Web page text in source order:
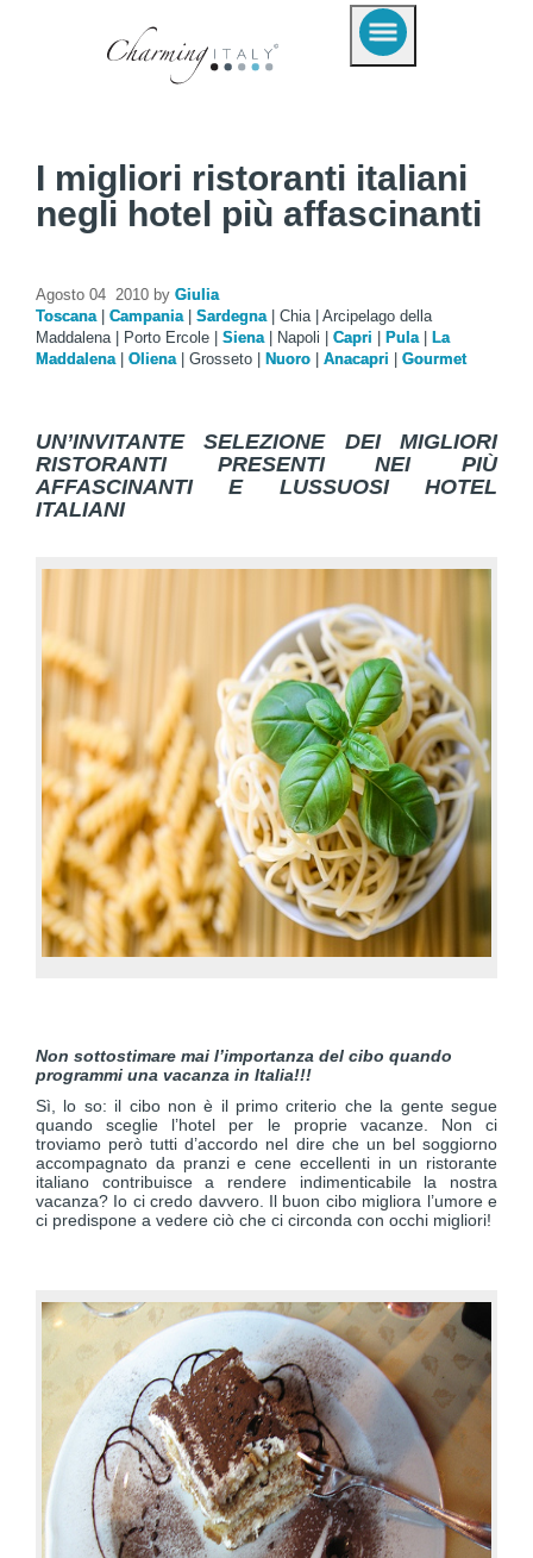
I migliori ristoranti italiani
negli hotel più affascinanti
Agosto 04 2010 by Giulia
Toscana
Campania Sardegna Chia Arcipelago della
Maddalena
Porto Ercole Siena Napoli Capri Pula
La
Maddalena
Oliena Grosseto Nuoro Anacapri Gourmet
UN’INVITANTE SELEZIONE DEI MIGLIORI
RISTORANTI PRESENTI NEI PIÙ
AFFASCINANTI E LUSSUOSI HOTEL
ITALIANI
Non sottostimare mai l’importanza del cibo quando
programmi una vacanza in Italia!!!
Sì, lo so: il cibo non è il primo criterio che la gente segue
quando sceglie l’hotel per le proprie vacanze. Non ci
troviamo però tutti d’accordo nel dire che un bel soggiorno
accompagnato da pranzi e cene eccellenti in un ristorante
italiano contribuisce a rendere indimenticabile la nostra
vacanza? Io ci credo davvero. Il buon cibo migliora l’umore e
ci predispone a vedere ciò che ci circonda con occhi migliori!